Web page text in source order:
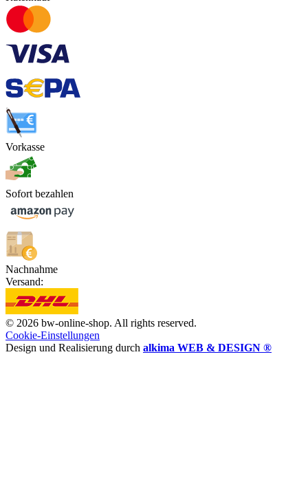
Vorkasse
Sofort bezahlen
Nachnahme
Versand:
© 2026 bw-online-shop. All rights reserved.
Cookie-Einstellungen
Design und Realisierung durch alkima WEB & DESIGN ®